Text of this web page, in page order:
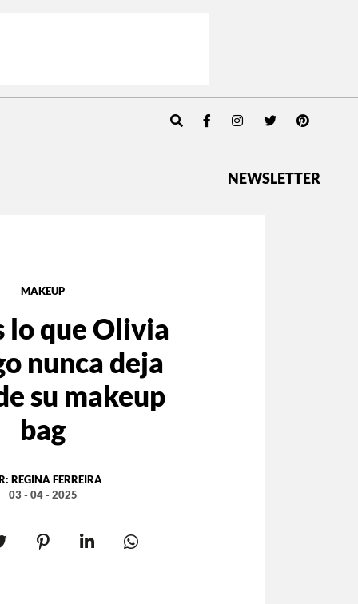
NEWSLETTER
MAKEUP
lo que Olivia
nunca deja
su makeup
bag
REGINA FERREIRA
03 - 04 - 2025